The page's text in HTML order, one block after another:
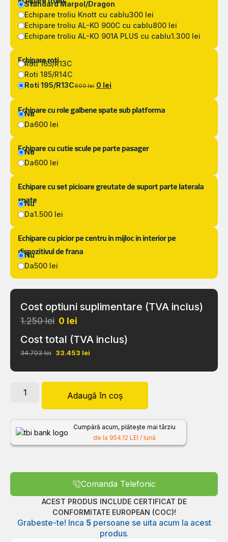
Standard Marpol/Dragon
Echipare troliu Knott cu cablu300 lei
Echipare troliu AL-KO 900C cu cablu800 lei
Echipare troliu AL-KO 901A PLUS cu cablu1.300 lei
Echipare roti
Roti 165/R13C
Roti 185/R14C
Roti 195/R13C600 lei 0 lei
Echipare cu role galbene spate sub platforma
Nu
Da600 lei
Echipare cu cutie scule pe parte pasager
Nu
Da600 lei
Echipare cu set picioare greutate de suport parte laterala
spate
Nu
Da1.500 lei
Echipare cu picior pe centru in mijloc in interior pe
dispozitivul de frana
Nu
Da500 lei
Cost optiuni suplimentare (TVA inclus)
1.250 lei 0 lei
Cost total (TVA inclus)
34.703 lei 33.453 lei
Adaugă în coș
Cumpără acum, plătește mai târziu
de la 954.12 LEI / lună
Comanda Telefonic
ACEST PRODUS INCLUDE CERTIFICAT DE
CONFORMITATE EUROPEAN (COC)!
Grabeste-te! Inca 5 persoane se uita acum la acest
produs.